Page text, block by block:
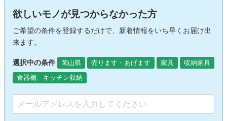
欲しいモノが見つからなかった方
ご希望の条件を登録するだけで、新着情報をいち早くお届け出
来ます。
選択中の条件 岡山県 売ります・あげます 家具
収納家具
食器棚、キッチン収納